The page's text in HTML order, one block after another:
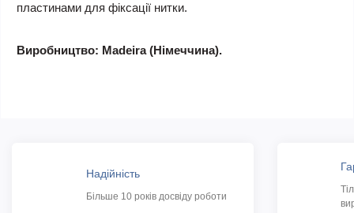
пластинами для фіксації нитки.
Виробництво: Madeira (Німеччина).
Надійність
Більше 10 років досвіду роботи